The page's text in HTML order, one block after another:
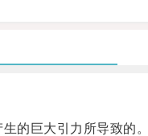
的巨大引力所导致的。